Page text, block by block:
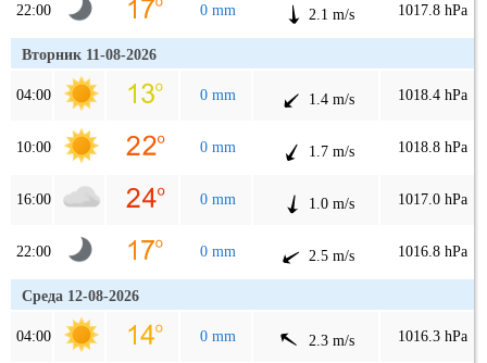
22:00 0 mm 2.1 m/s 1017.8 hPa
Вторник 11-08-2026
04:00 0 mm 1.4 m/s 1018.4 hPa
10:00 0 mm 1.7 m/s 1018.8 hPa
16:00 0 mm 1.0 m/s 1017.0 hPa
22:00 0 mm 2.5 m/s 1016.8 hPa
Среда 12-08-2026
04:00 0 mm 2.3 m/s 1016.3 hPa